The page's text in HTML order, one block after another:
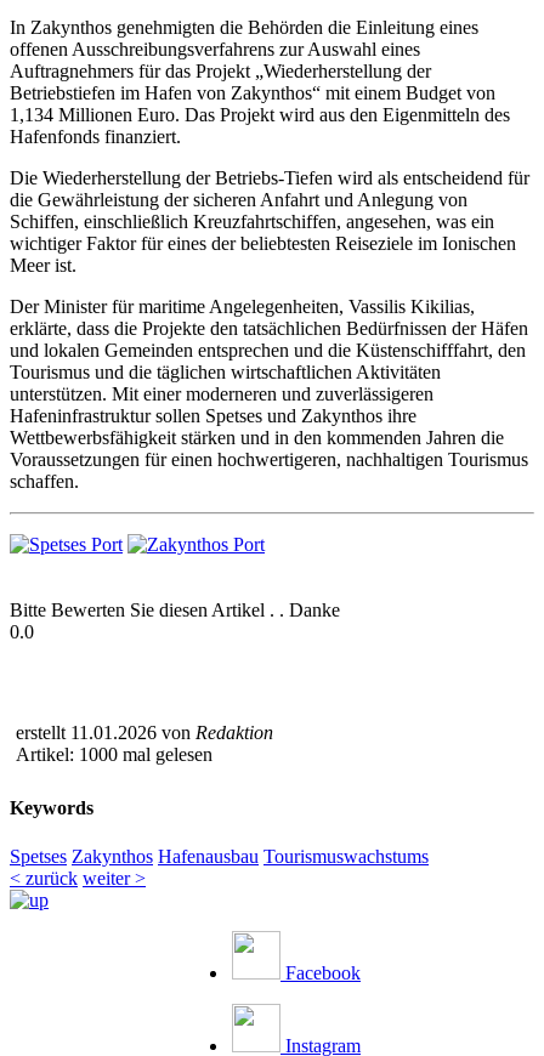
In Zakynthos genehmigten die Behörden die Einleitung eines
offenen Ausschreibungsverfahrens zur Auswahl eines
Auftragnehmers für das Projekt „Wiederherstellung der
Betriebstiefen im Hafen von Zakynthos“ mit einem Budget von
1,134 Millionen Euro. Das Projekt wird aus den Eigenmitteln des
Hafenfonds finanziert.
Die Wiederherstellung der Betriebs-Tiefen wird als entscheidend für
die Gewährleistung der sicheren Anfahrt und Anlegung von
Schiffen, einschließlich Kreuzfahrtschiffen, angesehen, was ein
wichtiger Faktor für eines der beliebtesten Reiseziele im Ionischen
Meer ist.
Der Minister für maritime Angelegenheiten, Vassilis Kikilias,
erklärte, dass die Projekte den tatsächlichen Bedürfnissen der Häfen
und lokalen Gemeinden entsprechen und die Küstenschifffahrt, den
Tourismus und die täglichen wirtschaftlichen Aktivitäten
unterstützen. Mit einer moderneren und zuverlässigeren
Hafeninfrastruktur sollen Spetses und Zakynthos ihre
Wettbewerbsfähigkeit stärken und in den kommenden Jahren die
Voraussetzungen für einen hochwertigeren, nachhaltigen Tourismus
schaffen.
Bitte Bewerten Sie diesen Artikel . . Danke
0.0
erstellt 11.01.2026 von Redaktion
Artikel: 1000 mal gelesen
Keywords
Spetses Zakynthos Hafenausbau Tourismuswachstums
< zurück weiter >
Facebook
Instagram